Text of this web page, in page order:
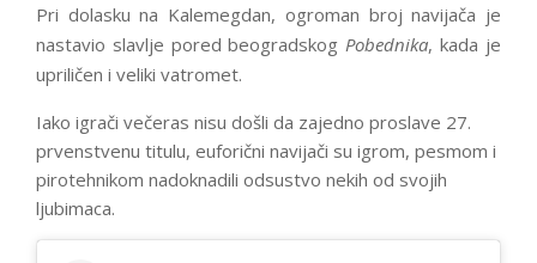
Pri dolasku na Kalemegdan, ogroman broj navijača je
nastavio slavlje pored beogradskog Pobednika, kada je
upriličen i veliki vatromet.
Iako igrači večeras nisu došli da zajedno proslave 27.
prvenstvenu titulu, euforični navijači su igrom, pesmom i
pirotehnikom nadoknadili odsustvo nekih od svojih
ljubimaca.